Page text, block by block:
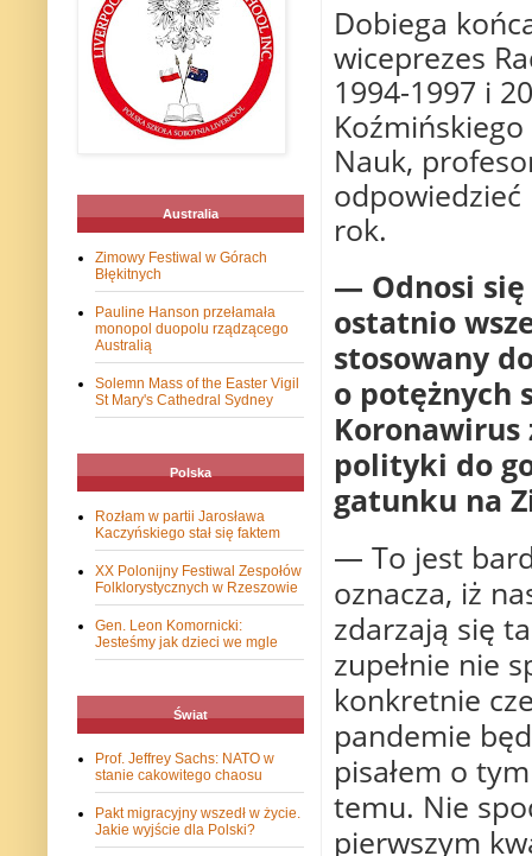
Dobiega
wiceprezes
1994-1997 i
Nauk,
rok.
— Odnosi się
ostatnio
stosowany
o potężnych
Koronawirus
polityki do
gatunku na
— To jest
oznacza, iż
zdarzają się
zupełnie nie
konkretnie
pandemie
pisałem o
temu. Nie
pierwszym
Australia
Zimowy Festiwal w Górach
Błękitnych
Pauline Hanson przełamała
monopol duopolu rządzącego
Australią
Solemn Mass of the Easter Vigil
St Mary's Cathedral Sydney
Polska
Rozłam w partii Jarosława
Kaczyńskiego stał się faktem
XX Polonijny Festiwal Zespołów
Folklorystycznych w Rzeszowie
Gen. Leon Komornicki:
Jesteśmy jak dzieci we mgle
Świat
Prof. Jeffrey Sachs: NATO w
stanie cakowitego chaosu
Pakt migracyjny wszedł w życie.
Jakie wyjście dla Polski?